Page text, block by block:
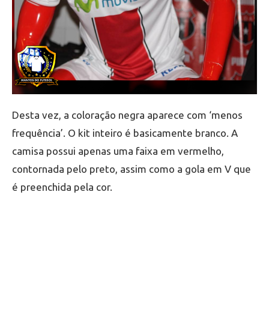
Desta vez, a coloração negra aparece com ‘menos
frequência’. O kit inteiro é basicamente branco. A
camisa possui apenas uma faixa em vermelho,
contornada pelo preto, assim como a gola em V que
é preenchida pela cor.